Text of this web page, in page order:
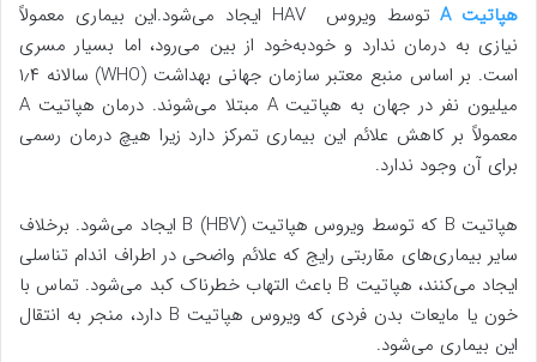
هپاتیت A
توسط ویروس HAV ایجاد می‌شود.این بیماری معمولاً
نیازی به درمان ندارد و خودبه‌خود از بین می‌رود، اما بسیار مسری
است. بر اساس منبع معتبر سازمان جهانی بهداشت (WHO) سالانه ۱٫۴
میلیون نفر در جهان به هپاتیت A مبتلا می‌شوند. درمان هپاتیت A
معمولاً بر کاهش علائم این بیماری تمرکز دارد زیرا هیچ درمان رسمی
برای آن وجود ندارد.
هپاتیت B که توسط ویروس هپاتیت B (HBV) ایجاد می‌شود. برخلاف
سایر بیماری‌های مقاربتی رایج که علائم واضحی در اطراف اندام تناسلی
ایجاد می‌کنند، هپاتیت B باعث التهاب خطرناک کبد می‌شود. تماس با
خون یا مایعات بدن فردی که ویروس هپاتیت B دارد، منجر به انتقال
این بیماری می‌شود.